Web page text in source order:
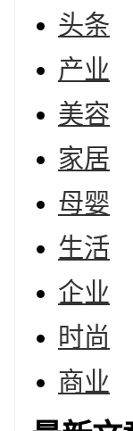
头条
产业
美容
家居
母婴
生活
企业
时尚
商业